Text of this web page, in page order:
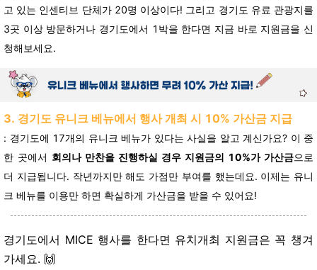
고 있는 인센티브 단체가 20명 이상이다! 그리고 경기도 유료 관광지를
3곳 이상 방문하거나 경기도에서 1박을 한다면 지금 바로 지원금을 신
청해보세요.
3. 경기도 유니크 베뉴에서 행사 개최 시 10% 가산금 지급
: 경기도에 17개의 유니크 베뉴가 있다는 사실을 알고 계신가요? 이 중
한 곳에서 회의나 만찬을 진행하실 경우 지원금의 10%가 가산금으로
더 지급됩니다. 작년까지만 해도 가점만 부여를 했는데요. 이제는 유니
크 베뉴를 이용만 하면 확실하게 가산금을 받을 수 있어요!
경기도에서 MICE 행사를 한다면 유치개최 지원금은 꼭 챙겨
가세요. 🙌